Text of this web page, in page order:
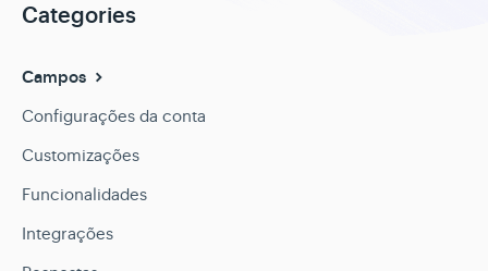
Categories
Campos
Configurações da conta
Customizações
Funcionalidades
Integrações